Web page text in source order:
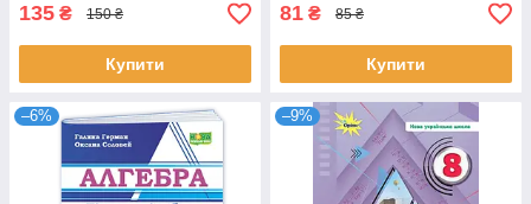
135 ₴ 150 ₴
Купити
81 ₴ 85 ₴
Купити
–6% –9%